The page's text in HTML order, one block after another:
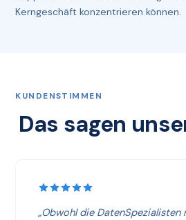
Kerngeschäft konzentrieren können.
KUNDENSTIMMEN
Das sagen
„Obwohl die